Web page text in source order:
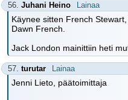
56. Juhani Heino Lainaa
Käynee sitten French
Dawn French.
Jack London mainittiin heti
57. turutar Lainaa
Jenni Lieto, päätoimittaja